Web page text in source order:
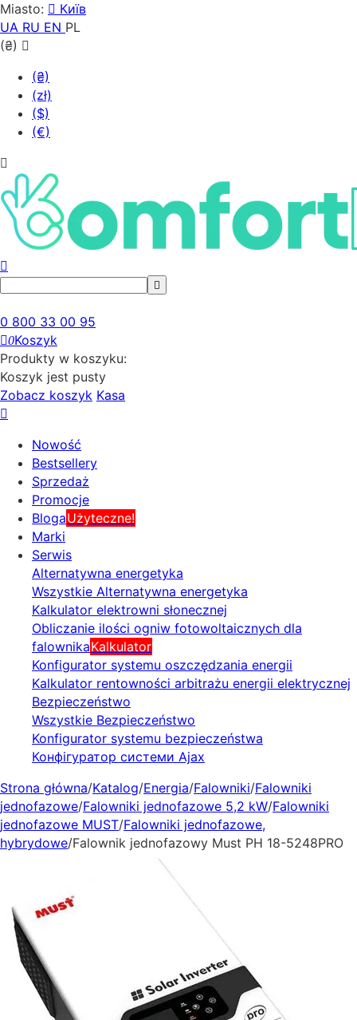
Miasto:
Київ
UA RU EN PL
(₴)
(₴)
(zł)
($)
(€)
0 800 33 00 95
0Koszyk
Produkty w koszyku:
Koszyk jest pusty
Zobacz koszyk Kasa
Nowość
Bestsellery
Sprzedaż
Promocje
BlogaUżyteczne!
Marki
Serwis
Alternatywna energetyka
Wszystkie Alternatywna energetyka
Kalkulator elektrowni słonecznej
Obliczanie ilości ogniw fotowoltaicznych dla
falownikaKalkulator
Konfigurator systemu oszczędzania energii
Kalkulator rentowności arbitrażu energii elektrycznej
Bezpieczeństwo
Wszystkie Bezpieczeństwo
Konfigurator systemu bezpieczeństwa
Конфігуратор системи Ajax
Strona główna/Katalog/Energia/Falowniki/Falowniki
jednofazowe/Falowniki jednofazowe 5,2 kW/Falowniki
jednofazowe MUST/Falowniki jednofazowe,
hybrydowe/Falownik jednofazowy Must PH 18-5248PRO